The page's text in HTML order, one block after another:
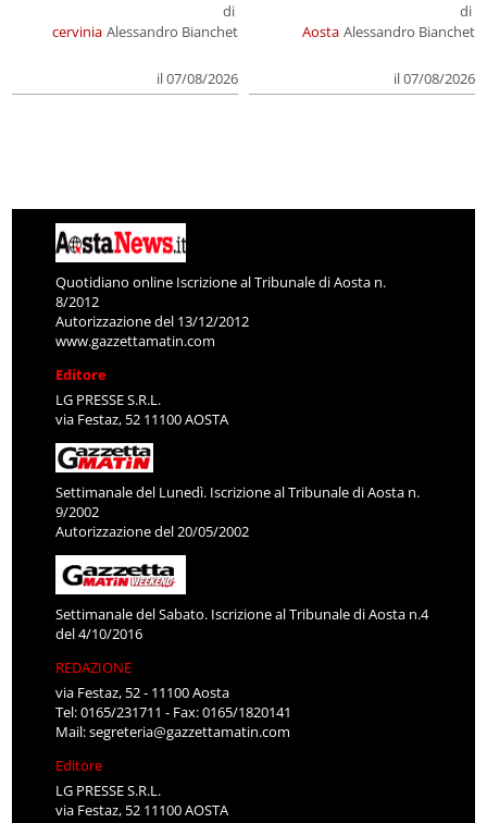
cervinia
di
Alessandro Bianchet
il 07/08/2026
Aosta
di
Alessandro Bianchet
il 07/08/2026
Quotidiano online Iscrizione al Tribunale di Aosta n.
8/2012
Autorizzazione del 13/12/2012
www.gazzettamatin.com
Editore
LG PRESSE S.R.L.
via Festaz, 52 11100 AOSTA
Settimanale del Lunedì. Iscrizione al Tribunale di Aosta n.
9/2002
Autorizzazione del 20/05/2002
Settimanale del Sabato. Iscrizione al Tribunale di Aosta n.4
del 4/10/2016
REDAZIONE
via Festaz, 52 - 11100 Aosta
Tel: 0165/231711 - Fax: 0165/1820141
Mail:segreteria@gazzettamatin.com
Editore
LG PRESSE S.R.L.
via Festaz, 52 11100 AOSTA